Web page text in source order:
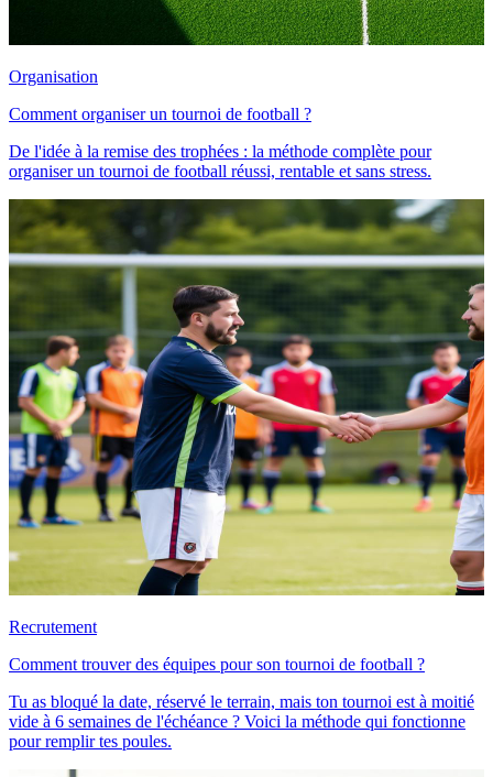
Organisation
Comment organiser un tournoi de football ?
De l'idée à la remise des trophées : la méthode complète pour
organiser un tournoi de football réussi, rentable et sans stress.
Recrutement
Comment trouver des équipes pour son tournoi de football ?
Tu as bloqué la date, réservé le terrain, mais ton tournoi est à moitié
vide à 6 semaines de l'échéance ? Voici la méthode qui fonctionne
pour remplir tes poules.